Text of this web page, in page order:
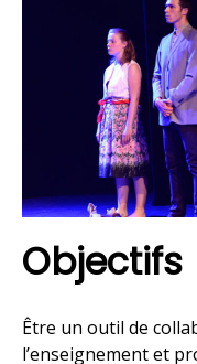
Objectifs
Être un outil de
l’enseignement et